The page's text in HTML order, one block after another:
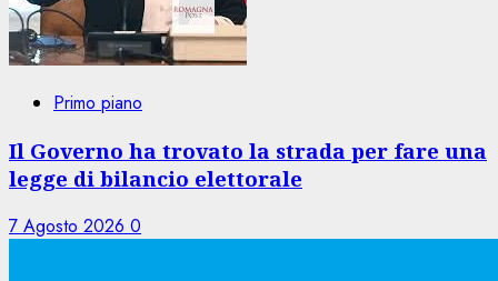
Primo piano
Il Governo ha trovato la strada per fare una
legge di bilancio elettorale
7 Agosto 2026 0